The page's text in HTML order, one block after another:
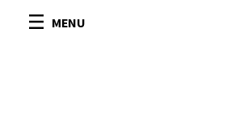
MENU